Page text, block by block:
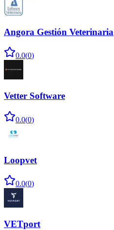
Angora Gestión Veterinaria
0.0(0)
Vetter Software
0.0(0)
Loopvet
0.0(0)
VETport